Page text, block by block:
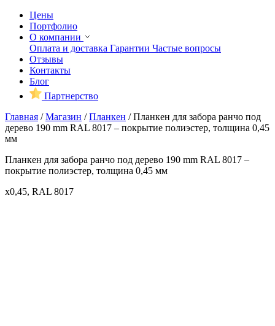
Цены
Портфолио
О компании
Оплата и доставка Гарантии Частые вопросы
Отзывы
Контакты
Блог
Партнерство
Главная /Магазин /Планкен /Планкен для забора ранчо под
дерево 190 mm RAL 8017 – покрытие полиэстер, толщина 0,45
мм
Планкен для забора ранчо под дерево 190 mm RAL 8017 –
покрытие полиэстер, толщина 0,45 мм
x0,45, RAL 8017